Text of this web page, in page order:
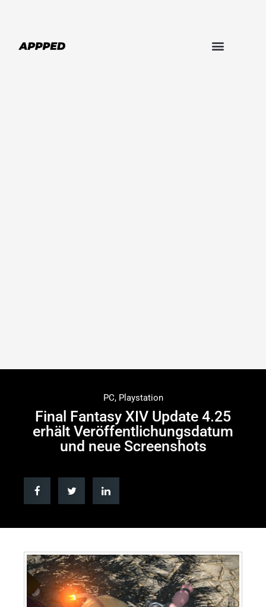
PC, Playstation
Final Fantasy XIV Update 4.25
erhält Veröffentlichungsdatum
und neue Screenshots